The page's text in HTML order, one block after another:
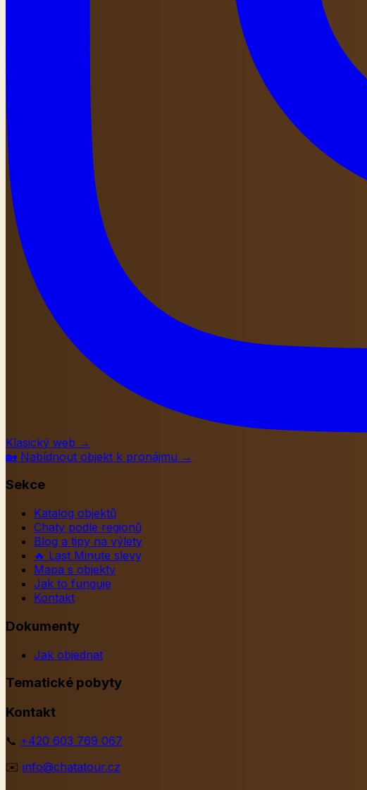
Klasický web →
🏡 Nabídnout objekt k pronájmu →
Sekce
Katalog objektů
Chaty podle regionů
Blog a tipy na výlety
🔥 Last Minute slevy
Mapa s objekty
Jak to funguje
Kontakt
Dokumenty
Jak objednat
Tematické pobyty
Kontakt
📞 +420 603 769 067
✉️ info@chatatour.cz